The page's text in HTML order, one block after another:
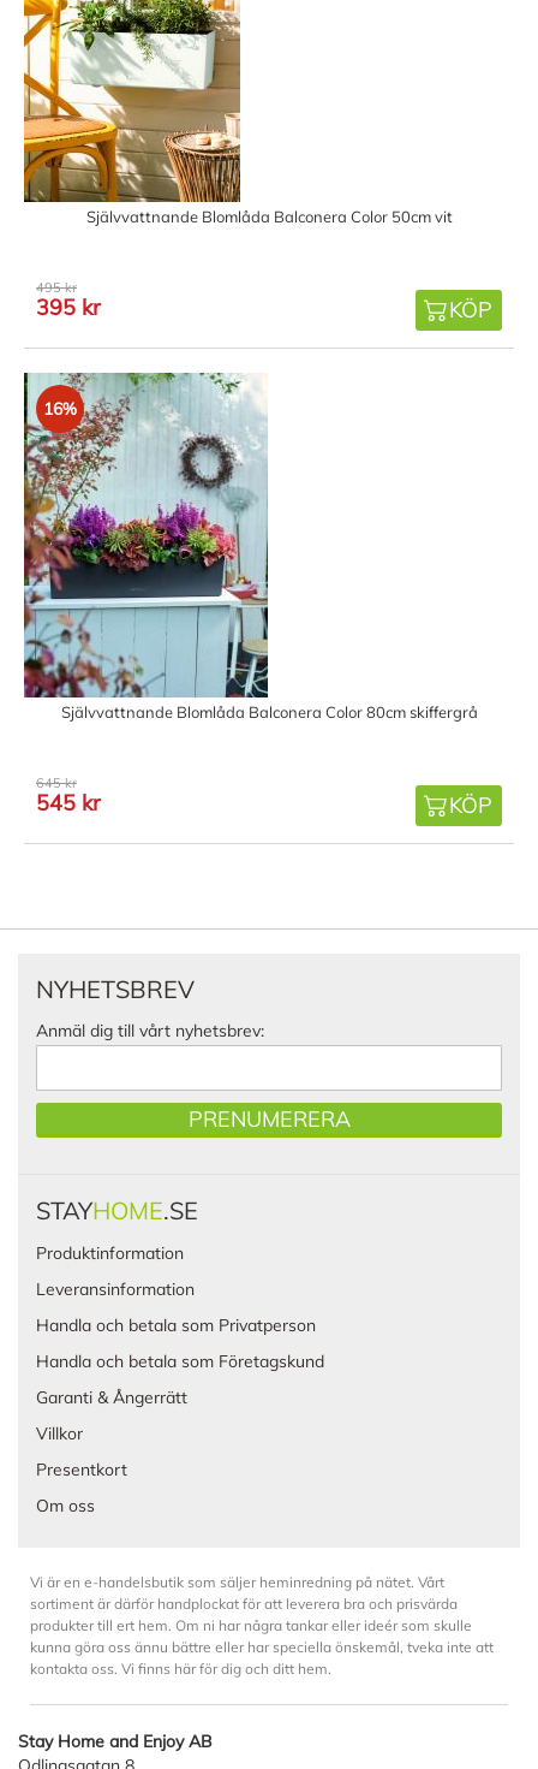
Självvattnande Blomlåda Balconera Color 50cm vit
495 kr
395 kr KÖP
16%
Självvattnande Blomlåda Balconera Color 80cm skiffergrå
645 kr
545 kr KÖP
NYHETSBREV
Anmäl dig till vårt nyhetsbrev:
PRENUMERERA
STAYHOME.SE
Produktinformation
Leveransinformation
Handla och betala som Privatperson
Handla och betala som Företagskund
Garanti & Ångerrätt
Villkor
Presentkort
Om oss
Vi är en e-handelsbutik som säljer heminredning på nätet. Vårt
sortiment är därför handplockat för att leverera bra och prisvärda
produkter till ert hem. Om ni har några tankar eller ideér som skulle
kunna göra oss ännu bättre eller har speciella önskemål, tveka inte att
kontakta oss. Vi finns här för dig och ditt hem.
Stay Home and Enjoy AB